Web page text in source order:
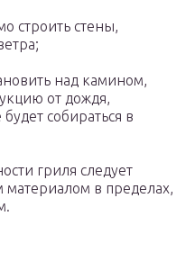
строить стены,
над камином,
от дождя,
собираться в
гриля следует
материалом в пределах,